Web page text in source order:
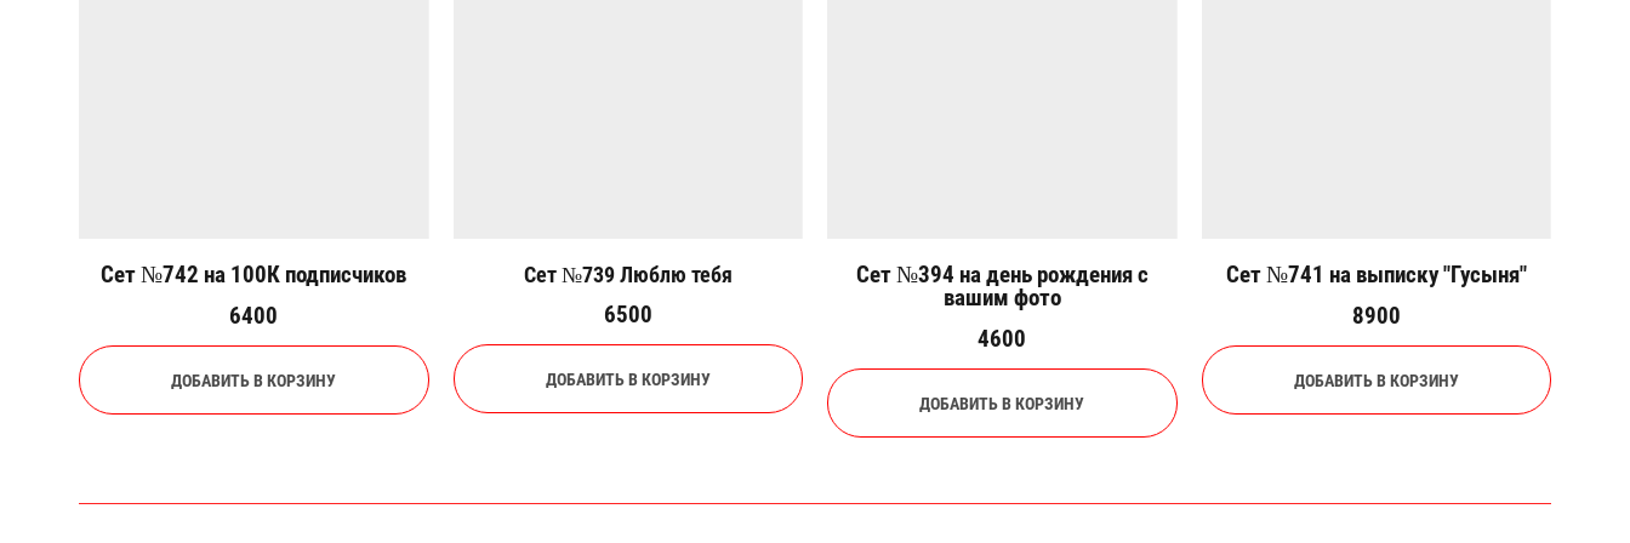
Сет №742 на 100К подписчиков
6400
ДОБАВИТЬ В КОРЗИНУ
Сет №739 Люблю тебя
6500
ДОБАВИТЬ В КОРЗИНУ
Сет №394 на день рождения с
вашим фото
4600
ДОБАВИТЬ В КОРЗИНУ
Сет №741 на выписку "Гусыня"
8900
ДОБАВИТЬ В КОРЗИНУ